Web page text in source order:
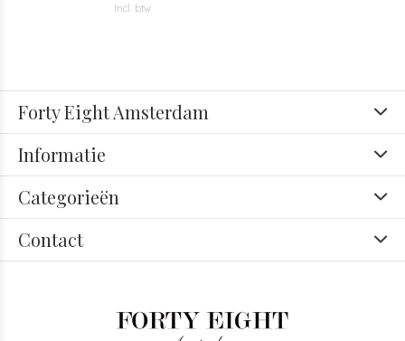
Incl. btw
Forty Eight Amsterdam
Informatie
Categorieën
Contact